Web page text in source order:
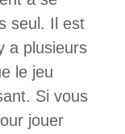
seul. Il est
a plusieurs
le jeu
Si vous
jouer